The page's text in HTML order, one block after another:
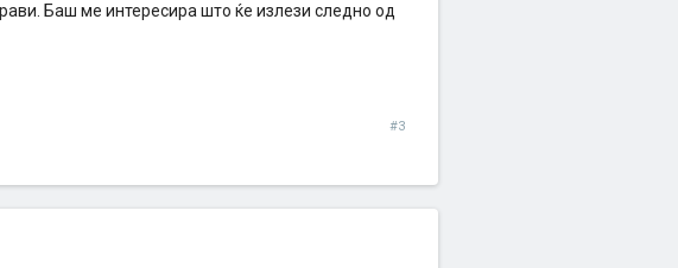
Баш ме интересира што ќе излези следно од
#3